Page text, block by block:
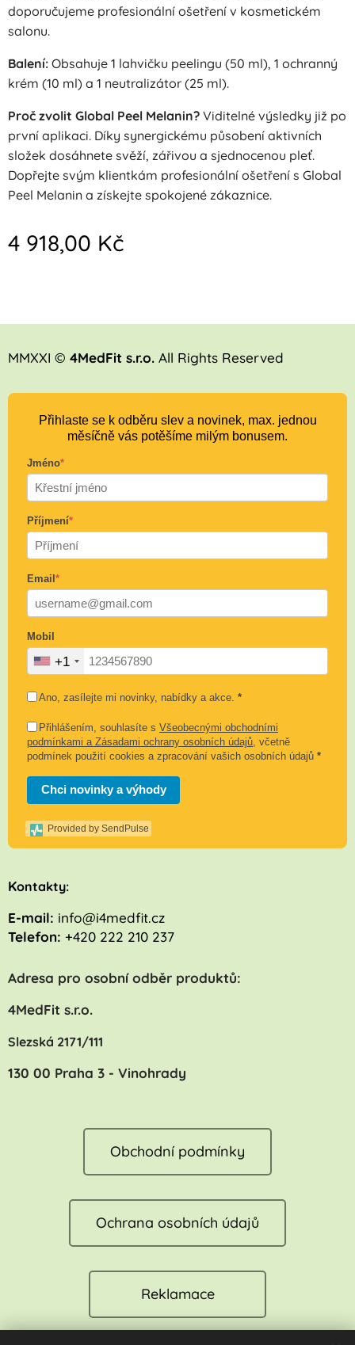
doporučujeme profesionální ošetření v kosmetickém
salonu.
Balení: Obsahuje 1 lahvičku peelingu (50 ml), 1 ochranný
krém (10 ml) a 1 neutralizátor (25 ml).
Proč zvolit Global Peel Melanin? Viditelné výsledky již po
první aplikaci. Díky synergickému působení aktivních
složek dosáhnete svěží, zářivou a sjednocenou pleť.
Dopřejte svým klientkám profesionální ošetření s Global
Peel Melanin a získejte spokojené zákaznice.
4 918,00 Kč
MMXXI © 4MedFit s.r.o. All Rights Reserved
Přihlaste se k odběru slev a novinek, max. jednou
měsíčně vás potěšíme milým bonusem.
Jméno*
Příjmení*
Email *
Mobil
+1
Ano, zasílejte mi novinky, nabídky a akce. *
Přihlášením, souhlasíte s Všeobecnými obchodními
podmínkami a Zásadami ochrany osobních údajů, včetně
podmínek použití cookies a zpracování vašich osobních údajů *
Chci novinky a výhody
Provided by SendPulse
Kontakty:
E-mail: info@i4medfit.cz
Telefon: +420 222 210 237
Adresa pro osobní odběr produktů:
4MedFit s.r.o.
Slezská 2171/111
130 00 Praha 3 - Vinohrady
Obchodní podmínky
Ochrana osobních údajů
Reklamace